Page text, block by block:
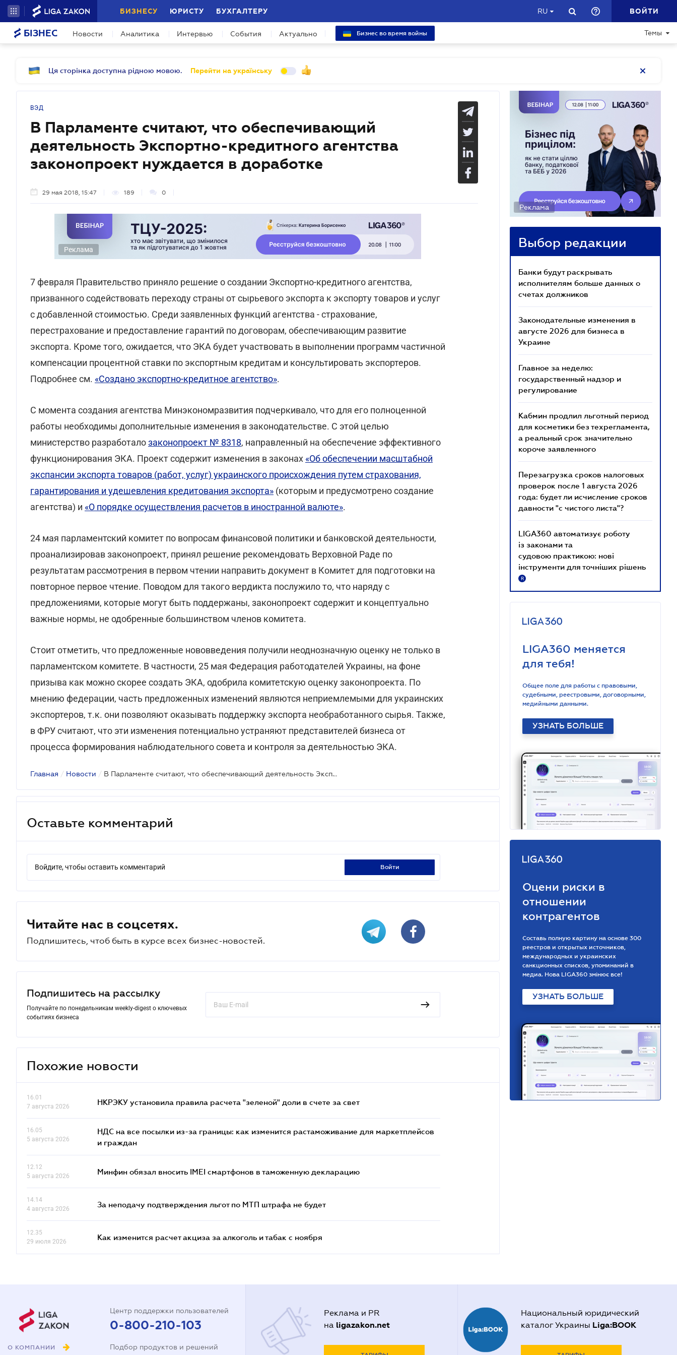
БИЗНЕСУ ЮРИСТУ БУХГАЛТЕРУ RU ВОЙТИ
БІЗНЕС Новости Аналитика Интервью События Актуально Бизнес во время войны Темы
Ця сторінка доступна рідною мовою. Перейти на українську
ВЭД
В Парламенте считают, что обеспечивающий
деятельность Экспортно-кредитного агентства
законопроект нуждается в доработке
29 мая 2018, 15:47 189 0
Реклама
7 февраля Правительство приняло решение о создании Экспортно-кредитного агентства,
призванного содействовать переходу страны от сырьевого экспорта к экспорту товаров и услуг
с добавленной стоимостью. Среди заявленных функций агентства - страхование,
перестрахование и предоставление гарантий по договорам, обеспечивающим развитие
экспорта. Кроме того, ожидается, что ЭКА будет участвовать в выполнении программ частичной
компенсации процентной ставки по экспортным кредитам и консультировать экспортеров.
Подробнее см. «Создано экспортно-кредитное агентство».
С момента создания агентства Минэкономразвития подчеркивало, что для его полноценной
работы необходимы дополнительные изменения в законодательстве. С этой целью
министерство разработалозаконопроект № 8318, направленный на обеспечение эффективного
функционирования ЭКА. Проект содержит изменения в законах «Об обеспечении масштабной
экспансии экспорта товаров (работ, услуг) украинского происхождения путем страхования,
гарантирования и удешевления кредитования экспорта» (которым и предусмотрено создание
агентства) и «О порядке осуществления расчетов в иностранной валюте».
24 мая парламентский комитет по вопросам финансовой политики и банковской деятельности,
проанализировав законопроект, принял решение рекомендовать Верховной Раде по
результатам рассмотрения в первом чтении направить документ в Комитет для подготовки на
повторное первое чтение. Поводом для такого вердикта послужило то, что наряду с
предложениями, которые могут быть поддержаны, законопроект содержит и концептуально
важные нормы, не одобренные большинством членов комитета.
Стоит отметить, что предложенные нововведения получили неоднозначную оценку не только в
парламентском комитете. В частности, 25 мая Федерация работодателей Украины, на фоне
призыва как можно скорее создать ЭКА, одобрила комитетскую оценку законопроекта. По
мнению федерации, часть предложенных изменений являются неприемлемыми для украинских
экспортеров, т.к. они позволяют оказывать поддержку экспорта необработанного сырья. Также,
в ФРУ считают, что эти изменения потенциально устраняют представителей бизнеса от
процесса формирования наблюдательного совета и контроля за деятельностью ЭКА.
Главная / Новости / В Парламенте считают, что обеспечивающий деятельность Экспортно-кредитного агентства законопроект нуждается в доработке
Оставьте комментарий
Войдите, чтобы оставить комментарий войти
Читайте нас в соцсетях.
Подпишитесь, чтоб быть в курсе всех бизнес-новостей.
Подпишитесь на рассылку
Получайте по понедельникам weekly-digest о ключевых
событиях бизнеса
Похожие новости
16.01
7 августа 2026
НКРЭКУ установила правила расчета "зеленой" доли в счете за свет
16.05
5 августа 2026
НДС на все посылки из-за границы: как изменится растаможивание для маркетплейсов
и граждан
12.12
5 августа 2026
Минфин обязал вносить IMEI смартфонов в таможенную декларацию
14.14
4 августа 2026
За неподачу подтверждения льгот по МТП штрафа не будет
12.35
29 июля 2026
Как изменится расчет акциза за алкоголь и табак с ноября
Реклама
Выбор редакции
Банки будут раскрывать
исполнителям больше данных о
счетах должников
Законодательные изменения в
августе 2026 для бизнеса в
Украине
Главное за неделю:
государственный надзор и
регулирование
Кабмин продлил льготный период
для косметики без техрегламента,
а реальный срок значительно
короче заявленного
Перезагрузка сроков налоговых
проверок после 1 августа 2026
года: будет ли исчисление сроков
давности "с чистого листа"?
LIGA360 автоматизує роботу
із законами та
судовою практикою: нові
інструменти для точніших рішень
R
LIGA360 меняется
для тебя!
Общее поле для работы с правовыми,
судебными, реестровыми, договорными,
медийными данными.
УЗНАТЬ БОЛЬШЕ
Оцени риски в
отношении
контрагентов
Составь полную картину на основе 300
реестров и открытых источников,
международных и украинских
санкционных списков, упоминаний в
медиа. Нова LIGA360 змінює все!
УЗНАТЬ БОЛЬШЕ
О КОМПАНИИ
Центр поддержки пользователей
0-800-210-103
Подбор продуктов и решений
Реклама и PR
на ligazakon.net
Национальный юридический
каталог Украины Liga:BOOK